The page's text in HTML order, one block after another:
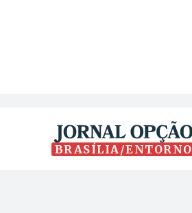
BRASÍLIA/ENTORNO